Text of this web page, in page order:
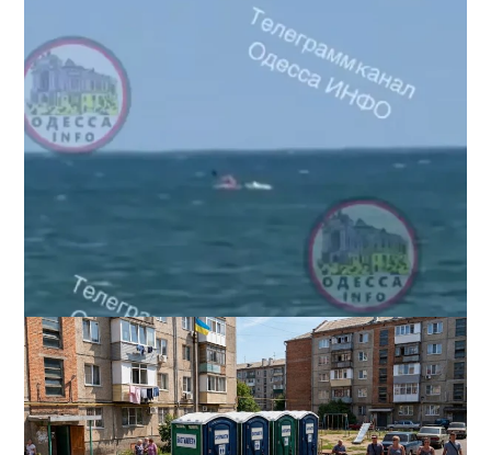
Под Одессой уносит в море ребенка на матрасе и
мужчину: идет спасательная операция
28-07-2026 в 17:51
ВИБОР РЕДАКЦИИ